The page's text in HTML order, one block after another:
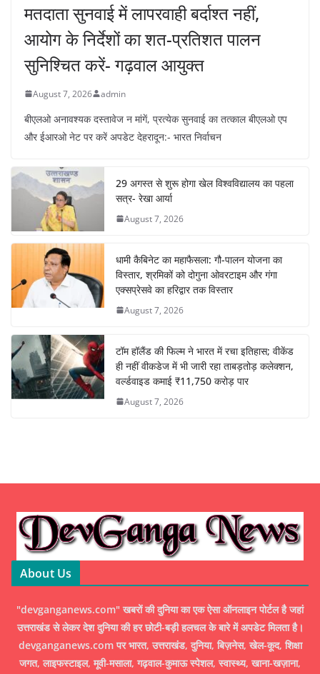
मतदाता सुनवाई में लापरवाही बर्दाश्त नहीं,
आयोग के निर्देशों का शत-प्रतिशत पालन
सुनिश्चित करें- गढ़वाल आयुक्त
August 7, 2026 admin
बीएलओ अनावश्यक दस्तावेज न मांगें, प्रत्येक सुनवाई का तत्काल बीएलओ एप
और ईआरओ नेट पर करें अपडेट देहरादून:- भारत निर्वाचन
29 अगस्त से शुरू होगा खेल विश्वविद्यालय का पहला
सत्र- रेखा आर्या
August 7, 2026
धामी कैबिनेट का महाफैसला: गौ-पालन योजना का
विस्तार, श्रमिकों को दोगुना ओवरटाइम और गंगा
एक्सप्रेसवे का हरिद्वार तक विस्तार
August 7, 2026
टॉम हॉलैंड की फिल्म ने भारत में रचा इतिहास; वीकेंड
ही नहीं वीकडेज में भी जारी रहा ताबड़तोड़ कलेक्शन,
वर्ल्डवाइड कमाई ₹11,750 करोड़ पार
August 7, 2026
About Us
"devganganews.com" खबरों की दुनिया का एक ऐसा ऑनलाइन पोर्टल है जहां
उत्तराखंड से लेकर देश दुनिया की हर छोटी-बड़ी हलचल के बारे में अपडेट मिलता है।
devganganews.com पर भारत, उत्तराखंड, दुनिया, बिज़नेस, खेल-कूद, शिक्षा
जगत, लाइफस्टाइल, मूवी-मसाला, गढ़वाल-कुमाऊ स्पेशल, स्वास्थ्य, खाना-खज़ाना,